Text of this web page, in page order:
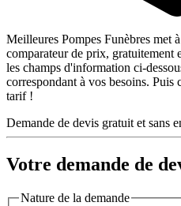
Meilleures Pompes Funèbres met
comparateur de prix, gratuitement
les champs d'information ci-
correspondant à vos besoins.
tarif !
Demande de devis gratuit et sans
Votre demande de
Nature de la demande